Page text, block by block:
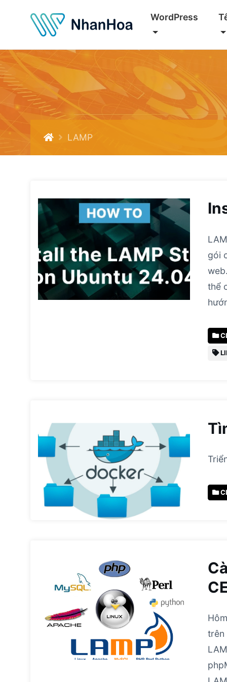
WordPress
LAMP
gói
thể
trên